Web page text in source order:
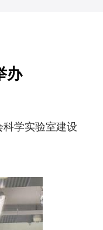
办
学实验室建设